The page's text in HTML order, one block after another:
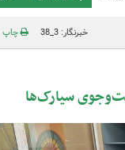
خبرنگار: 3_38 چاپ
سیارک‌ها